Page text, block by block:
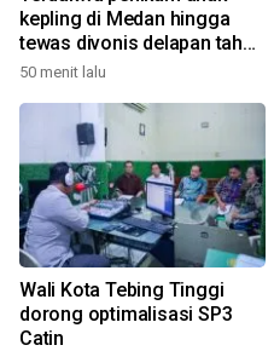
kepling di Medan hingga
tewas divonis delapan tahun
penjara
50 menit lalu
Wali Kota Tebing Tinggi
dorong optimalisasi SP3
Catin